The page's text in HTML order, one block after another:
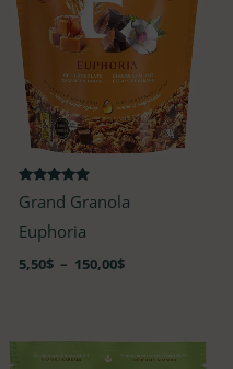
Note
4.89
Grand Granola
Euphoria
5,50$ – 150,00$
Plage